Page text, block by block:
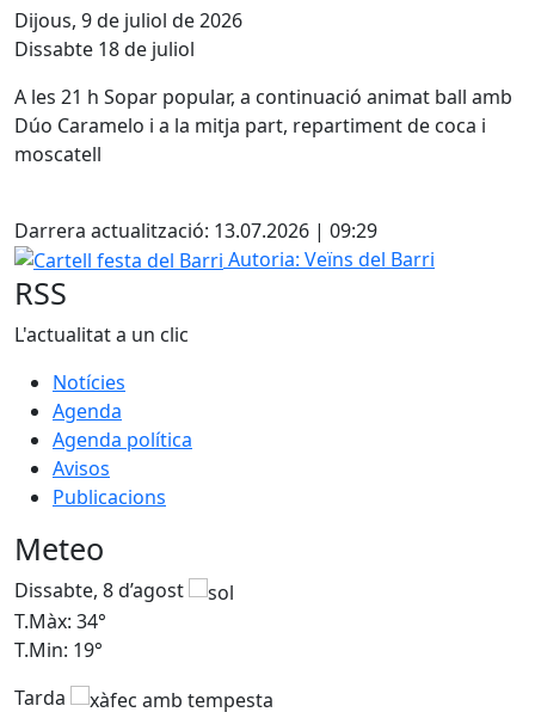
Dijous, 9 de juliol de 2026
Dissabte 18 de juliol
A les 21 h Sopar popular, a continuació animat ball amb
Dúo Caramelo i a la mitja part, repartiment de coca i
moscatell
Darrera actualització: 13.07.2026 | 09:29
Cartell festa del Barri
Autoria: Veïns del Barri
RSS
L'actualitat a un clic
Notícies
Agenda
Agenda política
Avisos
Publicacions
Meteo
Dissabte, 8 d’agost
T.Màx: 34°
T.Min: 19°
Tarda